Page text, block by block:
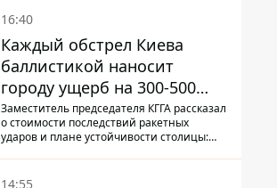
16:40
Каждый обстрел Киева
баллистикой наносит
городу ущерб на 300-500
миллионов - Петр
Пантелеев
Заместитель председателя КГГА рассказал
о стоимости последствий ракетных
ударов и плане устойчивости столицы:
вымывает из казны города еще больше
14:55